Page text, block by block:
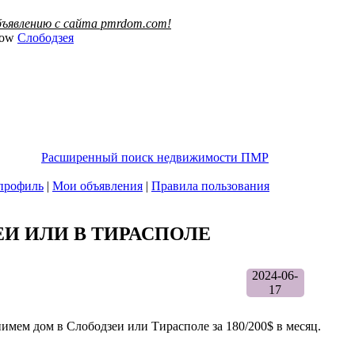
с сайта pmrdom.com!
Слободзея
Расширенный поиск недвижимости ПМР
| Мои объявления | Правила пользования
ИЛИ В ТИРАСПОЛЕ
2024-06-
17
дом в Слободзеи или Тирасполе за 180/200$ в месяц.